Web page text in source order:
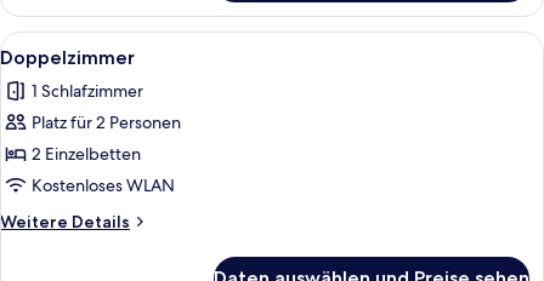
Alle
Fotos
für
Doppelzimmer
anzeigen
Ein Schlafzimmer mit zwei
16
Doppelzimmer
1 Schlafzimmer
Platz für 2 Personen
2 Einzelbetten
Kostenloses WLAN
Weitere Details
Weitere